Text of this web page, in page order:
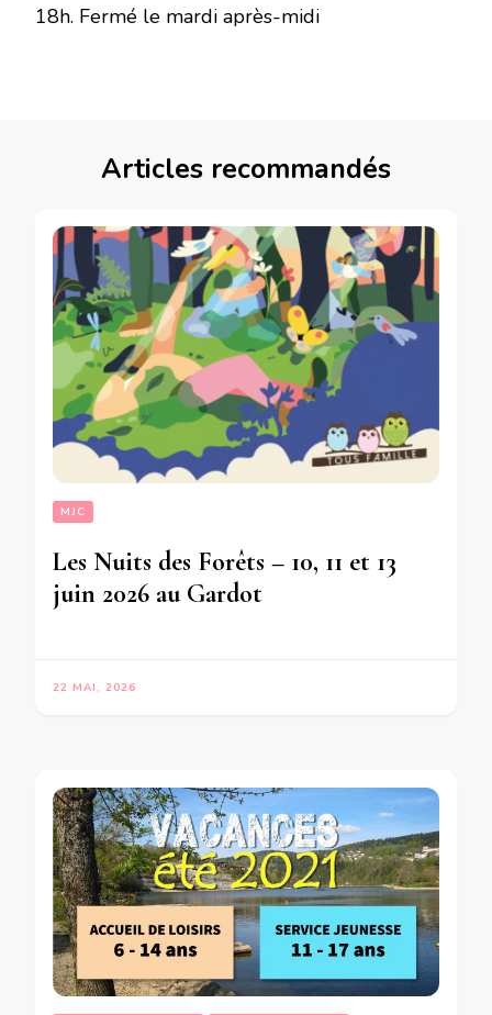
18h. Fermé le mardi après-midi
Articles recommandés
MJC
Les Nuits des Forêts – 10, 11 et 13
juin 2026 au Gardot
22 MAI, 2026